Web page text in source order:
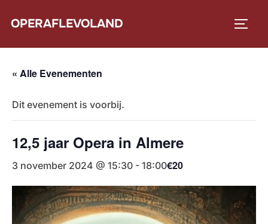
naarOPERAFLEVOLAND
« Alle Evenementen
Dit evenement is voorbij.
12,5 jaar Opera in Almere
3 november 2024 @ 15:30 - 18:00€20